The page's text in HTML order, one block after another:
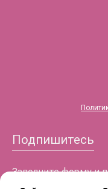
Подпишитесь
Заполните форму и
информацию!